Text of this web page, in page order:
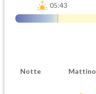
05:43
Notte Mattino